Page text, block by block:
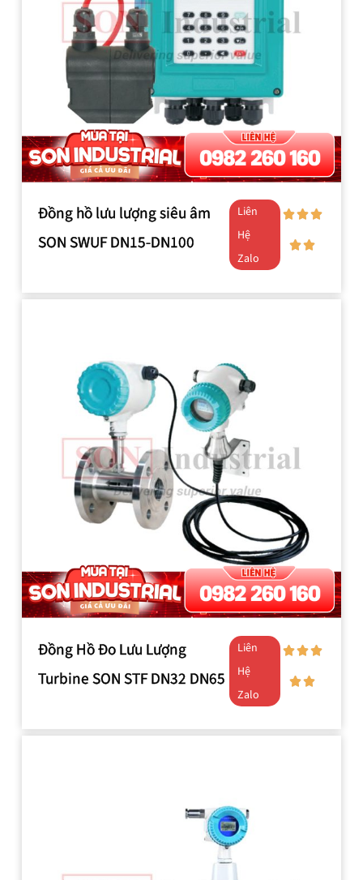
Đồng hồ lưu lượng siêu âm
SON SWUF DN15-DN100
Liên
Hệ
Zalo
Đồng Hồ Đo Lưu Lượng
Turbine SON STF DN32 DN65
Liên
Hệ
Zalo